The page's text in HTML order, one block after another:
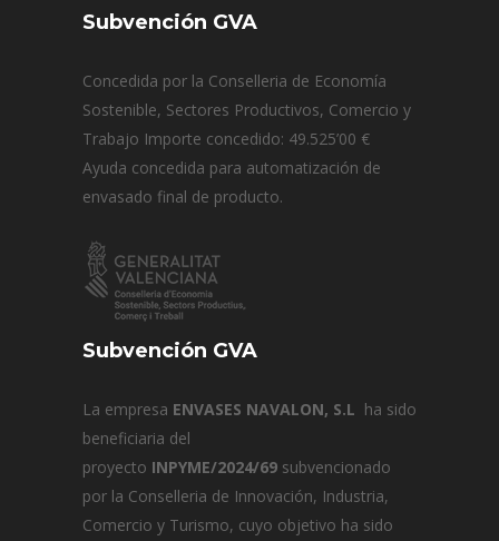
Subvención GVA
Concedida por la Conselleria de Economía
Sostenible, Sectores Productivos, Comercio y
Trabajo Importe concedido: 49.525’00 €
Ayuda concedida para automatización de
envasado final de producto.
Subvención GVA
La empresa ENVASES NAVALON, S.L ha sido
beneficiaria del
proyecto INPYME/2024/69 subvencionado
por la Conselleria de Innovación, Industria,
Comercio y Turismo, cuyo objetivo ha sido